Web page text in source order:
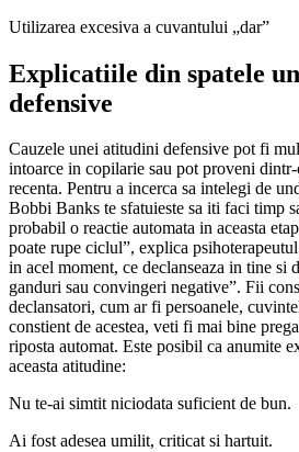
Utilizarea excesiva a cuvantului „dar”
Explicatiile din spatele
defensive
Cauzele unei atitudini defensive pot fi
intoarce in copilarie sau pot proveni
recenta. Pentru a incerca sa intelegi de
Bobbi Banks te sfatuieste sa iti faci timp
probabil o reactie automata in aceasta
poate rupe ciclul”, explica
in acel moment, ce declanseaza in tine si
ganduri sau convingeri negative”. Fii
declansatori, cum ar fi persoanele,
constient de acestea, veti fi mai bine
riposta automat. Este posibil ca anumite
aceasta atitudine:
Nu te-ai simtit niciodata suficient de bun.
Ai fost adesea umilit, criticat si hartuit.